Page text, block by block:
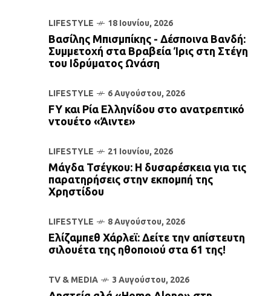
LIFESTYLE 18 Ιουνίου, 2026
Βασίλης Μπισμπίκης - Δέσποινα Βανδή:
Συμμετοχή στα Βραβεία Ίρις στη Στέγη
του Ιδρύματος Ωνάση
LIFESTYLE 6 Αυγούστου, 2026
FY και Ρία Ελληνίδου στο ανατρεπτικό
ντουέτο «Άιντε»
LIFESTYLE 21 Ιουνίου, 2026
Μάγδα Τσέγκου: Η δυσαρέσκεια για τις
παρατηρήσεις στην εκπομπή της
Χρηστίδου
LIFESTYLE 8 Αυγούστου, 2026
Ελίζαμπεθ Χάρλεϊ: Δείτε την απίστευτη
σιλουέτα της ηθοποιού στα 61 της!
TV & MEDIA 3 Αυγούστου, 2026